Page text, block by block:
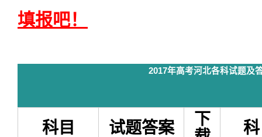
填报吧！
2017年高考河北各科试题及
科目 试题答案
下